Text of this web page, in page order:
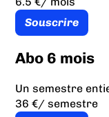
Souscrire
Abo 6 mois
Un semestre
36 €/ semestre